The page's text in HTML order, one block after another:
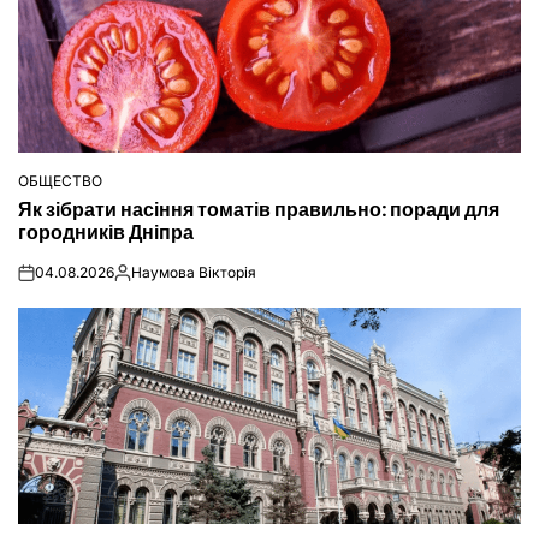
ОПУБЛІКУВАТИ
У
ОБЩЕСТВО
Як зібрати насіння томатів правильно: поради для
городників Дніпра
on04.08.2026Опубліковано
Наумова Вікторія